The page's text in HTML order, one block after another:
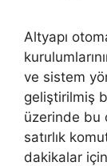
Altyapı
ve sistem
geliştirilmiş
üzerinde bu
satırlık
dakikalar